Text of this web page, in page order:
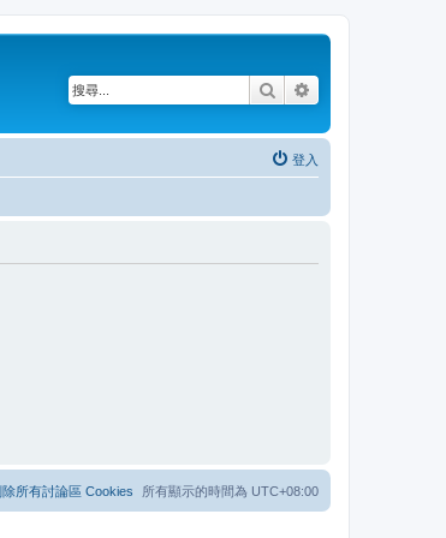
搜尋
登入
所有顯示的時間為 UTC+08:00
除所有討論區 Cookies